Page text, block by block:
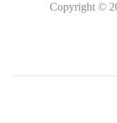
Copyright ©